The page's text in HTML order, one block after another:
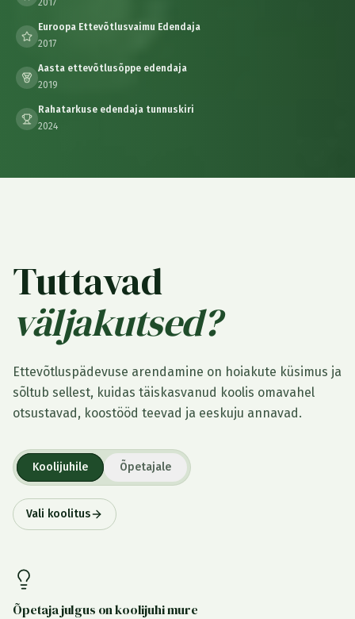
Euroopa Ettevõtlusvaimu Edendaja
2017
Aasta ettevõtlusõppe edendaja
2019
Rahatarkuse edendaja tunnuskiri
2024
Tuttavad
väljakutsed?
Ettevõtluspädevuse arendamine on hoiakute küsimus ja
sõltub sellest, kuidas täiskasvanud koolis omavahel
otsustavad, koostööd teevad ja eeskuju annavad.
Koolijuhile Õpetajale
Vali koolitus
Õpetaja julgus on koolijuhi mure